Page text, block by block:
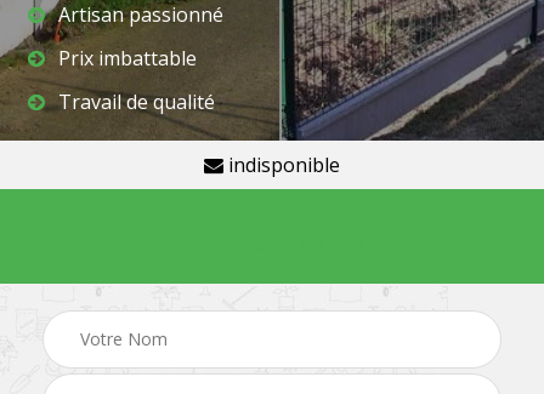
Artisan passionné
Prix imbattable
Travail de qualité
indisponible